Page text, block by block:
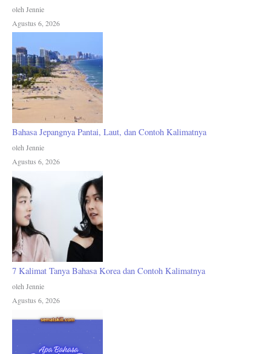
oleh Jennie
Agustus 6, 2026
Bahasa Jepangnya Pantai, Laut, dan Contoh Kalimatnya
oleh Jennie
Agustus 6, 2026
7 Kalimat Tanya Bahasa Korea dan Contoh Kalimatnya
oleh Jennie
Agustus 6, 2026